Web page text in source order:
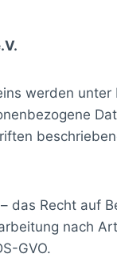
werden
das Recht auf
nach
GVO.